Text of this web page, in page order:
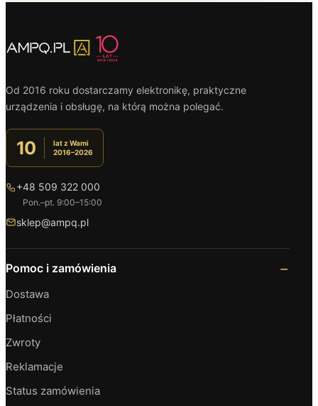
Od 2016 roku dostarczamy elektronikę, praktyczne
urządzenia i obsługę, na którą można polegać.
10
lat z Wami
2016–2026
+48 509 322 000
Pon.–pt. 9:00–15:00
sklep@ampq.pl
Pomoc i zamówienia
Dostawa
Płatności
Zwroty
Reklamacje
Status zamówienia